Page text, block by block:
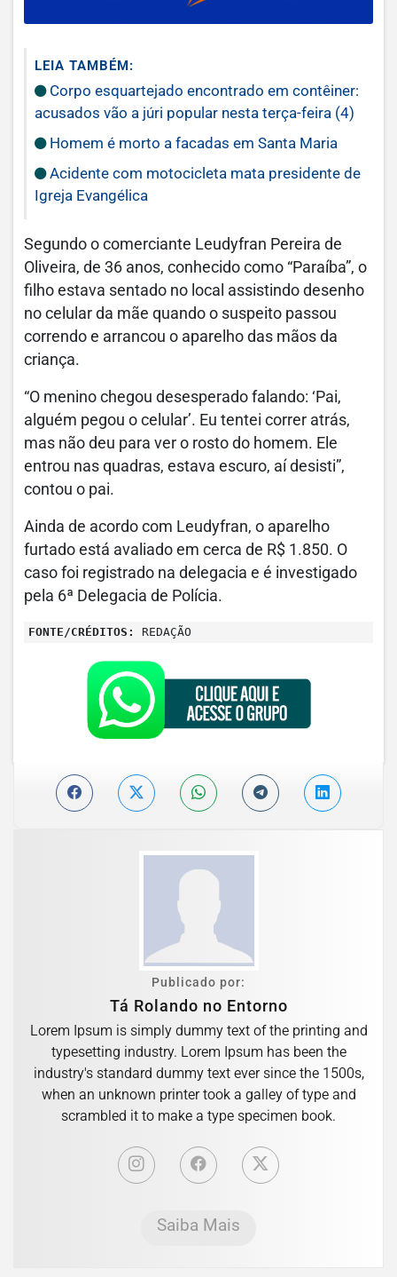
LEIA TAMBÉM:
Corpo esquartejado encontrado em contêiner:
acusados vão a júri popular nesta terça-feira (4)
Homem é morto a facadas em Santa Maria
Acidente com motocicleta mata presidente de
Igreja Evangélica
Segundo o comerciante Leudyfran Pereira de
Oliveira, de 36 anos, conhecido como “Paraíba”, o
filho estava sentado no local assistindo desenho
no celular da mãe quando o suspeito passou
correndo e arrancou o aparelho das mãos da
criança.
“O menino chegou desesperado falando: ‘Pai,
alguém pegou o celular’. Eu tentei correr atrás,
mas não deu para ver o rosto do homem. Ele
entrou nas quadras, estava escuro, aí desisti”,
contou o pai.
Ainda de acordo com Leudyfran, o aparelho
furtado está avaliado em cerca de R$ 1.850. O
caso foi registrado na delegacia e é investigado
pela 6ª Delegacia de Polícia.
FONTE/CRÉDITOS: REDAÇÃO
Publicado por:
Tá Rolando no Entorno
Lorem Ipsum is simply dummy text of the printing and
typesetting industry. Lorem Ipsum has been the
industry's standard dummy text ever since the 1500s,
when an unknown printer took a galley of type and
scrambled it to make a type specimen book.
Saiba Mais